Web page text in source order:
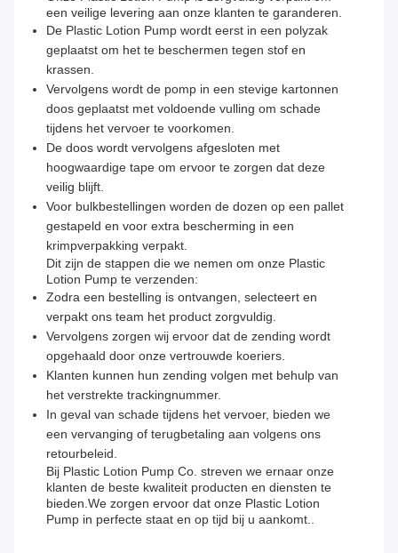
een veilige levering aan onze klanten te garanderen.
De Plastic Lotion Pump wordt eerst in een polyzak
geplaatst om het te beschermen tegen stof en
krassen.
Vervolgens wordt de pomp in een stevige kartonnen
doos geplaatst met voldoende vulling om schade
tijdens het vervoer te voorkomen.
De doos wordt vervolgens afgesloten met
hoogwaardige tape om ervoor te zorgen dat deze
veilig blijft.
Voor bulkbestellingen worden de dozen op een pallet
gestapeld en voor extra bescherming in een
krimpverpakking verpakt.
Dit zijn de stappen die we nemen om onze Plastic
Lotion Pump te verzenden:
Zodra een bestelling is ontvangen, selecteert en
verpakt ons team het product zorgvuldig.
Vervolgens zorgen wij ervoor dat de zending wordt
opgehaald door onze vertrouwde koeriers.
Klanten kunnen hun zending volgen met behulp van
het verstrekte trackingnummer.
In geval van schade tijdens het vervoer, bieden we
een vervanging of terugbetaling aan volgens ons
retourbeleid.
Bij Plastic Lotion Pump Co. streven we ernaar onze
klanten de beste kwaliteit producten en diensten te
bieden.We zorgen ervoor dat onze Plastic Lotion
Pump in perfecte staat en op tijd bij u aankomt..